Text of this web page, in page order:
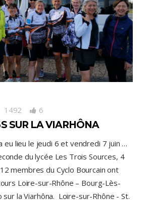
1492 6
SUR LA VIARHÔNA
eu lieu le jeudi 6 et vendredi 7 juin …
du lycée Les Trois Sources, 4
membres du Cyclo Bourcain ont
Loire-sur-Rhône – Bourg-Lès-
sur la Viarhôna. Loire-sur-Rhône - St.